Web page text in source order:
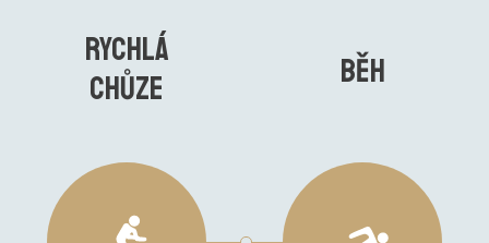
rychlá
chůze
běh